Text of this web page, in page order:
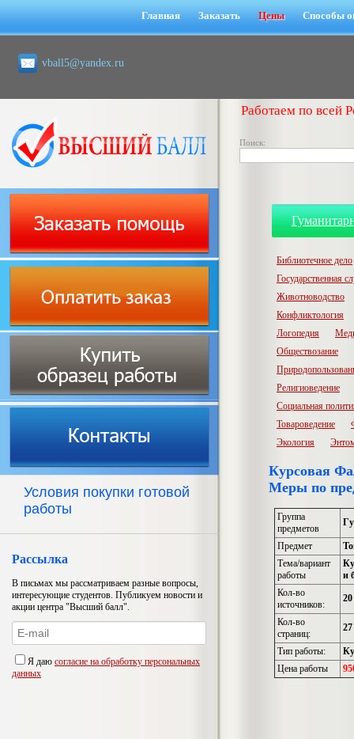
Главная Заказать Цены Способы
vball5@yandex.ru
Работаем по всей
Поиск:
Условия покупки готовой
работы
Рассылка
В письмах мы рассматриваем разные вопросы,
интересующие студентов. Публикуем новости и
акции центра "Высший балл".
Я даю согласие на обработку персональных
данных
Библиотечное дело
Государственная
Животноводство
Конфликтология
Логопедия
Обществозание
Религиоведение
Социальная
Товароведение
Экология
Курсовая
Меры по
Группа
предметов
Предмет
Тема/вариант
работы
и
Кол-во
источников:
20
Кол-во
страниц:
27
Тип работы:
Цена работы